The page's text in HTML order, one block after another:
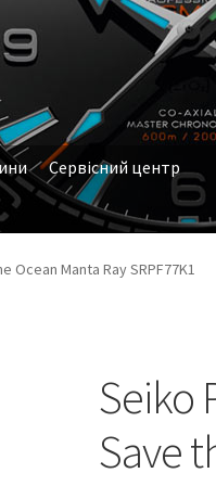
Сервісний центр
у Харкові
Ocean Manta Ray SRPF77K1
Seiko
Save